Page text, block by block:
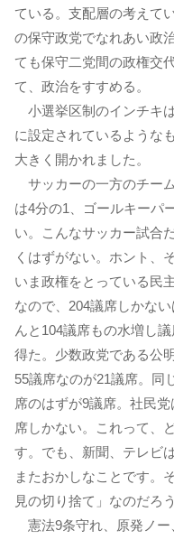
ている。支配層の考えて
の保守政党でなれあい政
ても保守二党間の政権交
て、政治をすすめる。
小選挙区制のインチキ
に設定されているような
大きく開かれました。
サッカーの一方のチー
は4分の1、ゴールキーパ
い。こんなサッカー試合
くはずがない。ホント、
いま政権をとっている民
なので、204議席しかな
んと104議席もの水増し
得た。少数政党である公
55議席なのが21議席。同
席のはずが9議席。社民
席しかない。これって、
す。でも、新聞、テレビ
またおかしなことです。
見の切り捨て」なのだろ
憲法9条守れ、原発ノー